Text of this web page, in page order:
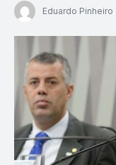
Eduardo Pinheiro